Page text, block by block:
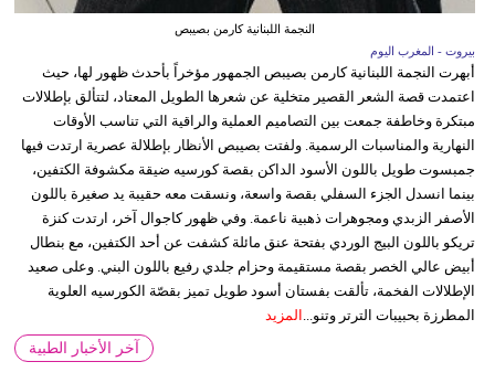
النجمة اللبنانية كارمن بصيبص
بيروت - المغرب اليوم
أبهرت النجمة اللبنانية كارمن بصيبص الجمهور مؤخراً بأحدث ظهور لها، حيث
اعتمدت قصة الشعر القصير متخلية عن شعرها الطويل المعتاد، لتتألق بإطلالات
مبتكرة وخاطفة جمعت بين التصاميم العملية والراقية التي تناسب الأوقات
النهارية والمناسبات الرسمية. ولفتت بصيبص الأنظار بإطلالة عصرية ارتدت فيها
جمبسوت طويل باللون الأسود الداكن بقصة كورسيه ضيقة مكشوفة الكتفين،
بينما انسدل الجزء السفلي بقصة واسعة، ونسقت معه حقيبة يد صغيرة باللون
الأصفر الزبدي ومجوهرات ذهبية ناعمة. وفي ظهور كاجوال آخر، ارتدت كنزة
تريكو باللون البيج الوردي بفتحة عنق مائلة كشفت عن أحد الكتفين، مع بنطال
أبيض عالي الخصر بقصة مستقيمة وحزام جلدي رفيع باللون البني. وعلى صعيد
الإطلالات الفخمة، تألقت بفستان أسود طويل تميز بقصّة الكورسيه العلوية
المطرزة بحبيبات الترتر وتنو... المزيد
آخر الأخبار الطبية